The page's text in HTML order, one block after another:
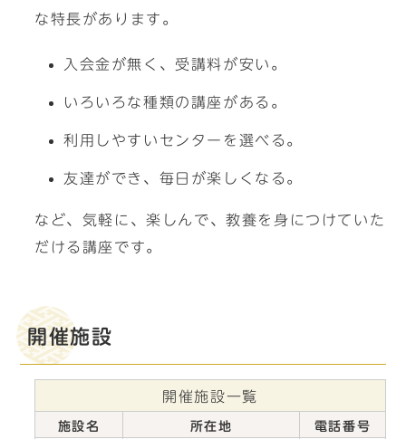
な特長があります。
入会金が無く、受講料が安い。
いろいろな種類の講座がある。
利用しやすいセンターを選べる。
友達ができ、毎日が楽しくなる。
など、気軽に、楽しんで、教養を身につけていた
だける講座です。
開催施設
開催施設一覧
施設名 所在地
電話番号